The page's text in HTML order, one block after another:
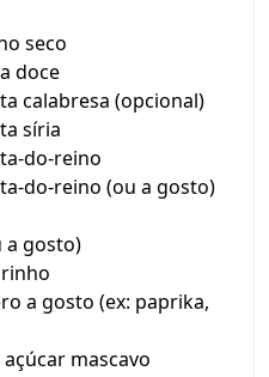
seco
doce
calabresa (opcional)
síria
do-reino
do-reino (ou a gosto)
a gosto)
a gosto (ex: paprika,
mascavo